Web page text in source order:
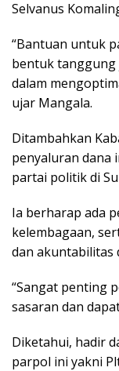
Selvanus
“Bantuan untuk
bentuk
dalam
ujar Mangala.
Ditambahkan
penyaluran dana
partai politik di
Ia berharap ada
kelembagaan,
dan akuntabilitas
“Sangat penting
sasaran dan
Diketahui, hadir
parpol ini yakni